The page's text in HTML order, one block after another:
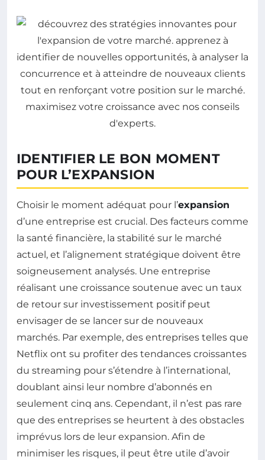
IDENTIFIER LE BON MOMENT
POUR L’EXPANSION
Choisir le moment adéquat pour l’expansion
d’une entreprise est crucial. Des facteurs comme
la santé financière, la stabilité sur le marché
actuel, et l’alignement stratégique doivent être
soigneusement analysés. Une entreprise
réalisant une croissance soutenue avec un taux
de retour sur investissement positif peut
envisager de se lancer sur de nouveaux
marchés. Par exemple, des entreprises telles que
Netflix ont su profiter des tendances croissantes
du streaming pour s’étendre à l’international,
doublant ainsi leur nombre d’abonnés en
seulement cinq ans. Cependant, il n’est pas rare
que des entreprises se heurtent à des obstacles
imprévus lors de leur expansion. Afin de
minimiser les risques, il peut être utile d’avoir